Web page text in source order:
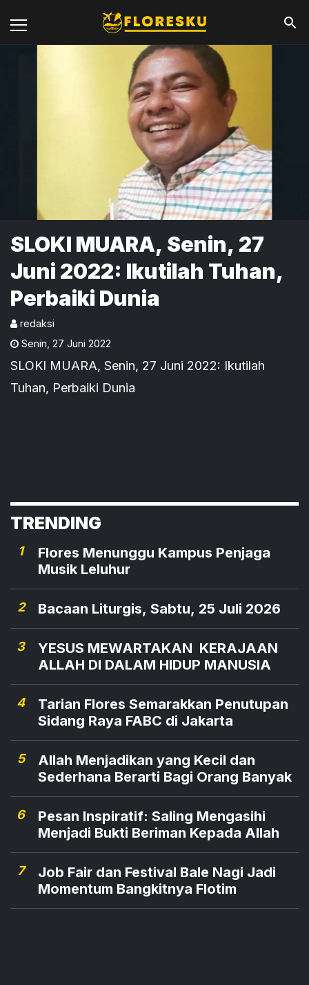
SLOKI MUARA, Senin, 27
Juni 2022: Ikutilah Tuhan,
Perbaiki Dunia
redaksi
Senin 27 Juni 2022
SLOKI MUARA, Senin, 27 Juni 2022: Ikutilah
Tuhan, Perbaiki Dunia
TRENDING
1
Flores Menunggu Kampus Penjaga
Musik Leluhur
2 Bacaan Liturgis, Sabtu, 25 Juli 2026
3
YESUS MEWARTAKAN KERAJAAN
ALLAH DI DALAM HIDUP MANUSIA
4
Tarian Flores Semarakkan Penutupan
Sidang Raya FABC di Jakarta
5
Allah Menjadikan yang Kecil dan
Sederhana Berarti Bagi Orang Banyak
6
Pesan Inspiratif: Saling Mengasihi
Menjadi Bukti Beriman Kepada Allah
7
Job Fair dan Festival Bale Nagi Jadi
Momentum Bangkitnya Flotim